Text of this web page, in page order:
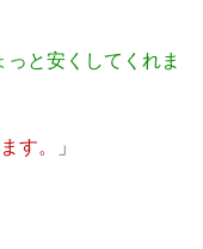
と安くしてくれま
す。 」